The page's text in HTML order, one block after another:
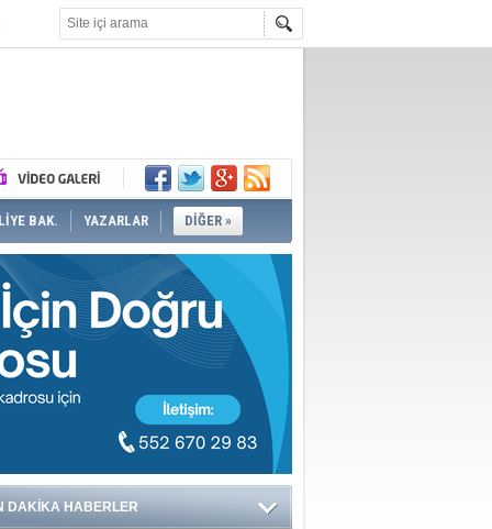
BAK. YAZARLAR DİĞER »
DAKİKA HABERLER